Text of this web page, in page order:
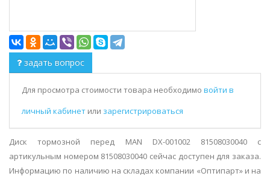
задать вопрос
Для просмотра стоимости товара необходимо войти в
личный кабинет или зарегистрироваться
Диск тормозной перед MAN DX-001002 81508030040 с
артикульным номером 81508030040 сейчас доступен для заказа.
Информацию по наличию на складах компании «Оптипарт» и на